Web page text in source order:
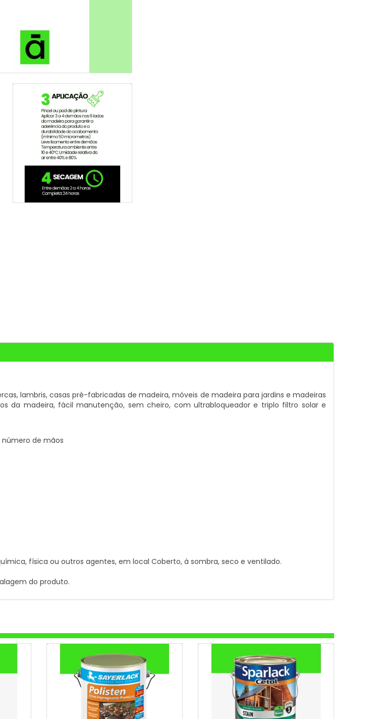
lambris, casas pré-fabricadas de madeira, móveis de madeira para jardins e madeiras
da madeira, fácil manutenção, sem cheiro, com ultrabloqueador e triplo filtro solar e
número de mãos
física ou outros agentes, em local Coberto, à sombra, seco e ventilado.
do produto.